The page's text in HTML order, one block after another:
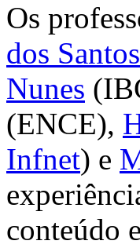
Os
dos Santos
Nunes
(ENCE),
Infnet) e
conteúdo